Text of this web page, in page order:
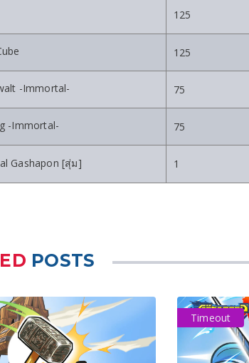
125
125
-Immortal- 75
-Immortal- 75
Gashapon [สุ่ม] 1
POSTS
Timeout